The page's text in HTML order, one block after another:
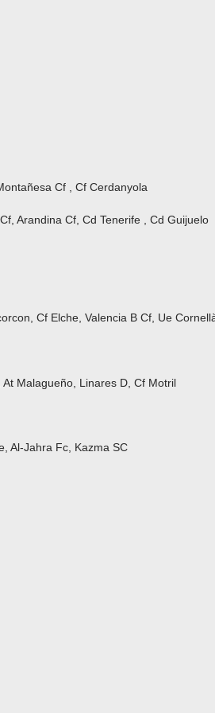
Cf , Cf Cerdanyola
Arandina Cf, Cd Tenerife , Cd Guijuelo
Cf Elche, Valencia B Cf, Ue
Malagueño, Linares D, Cf Motril
Al-Jahra Fc, Kazma SC